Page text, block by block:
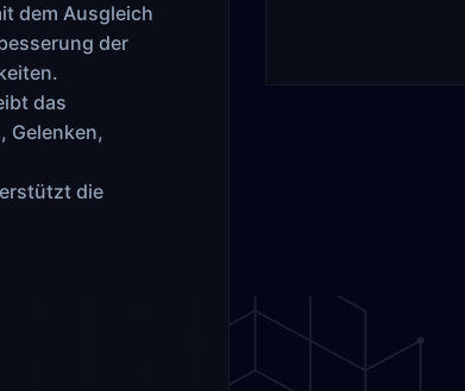
dem Ausgleich
der
das
Gelenken,
die